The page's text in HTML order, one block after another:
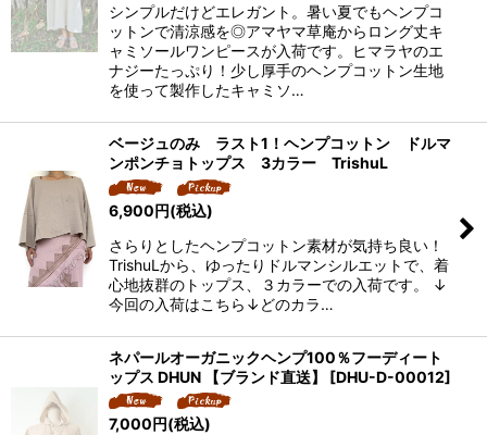
シンプルだけどエレガント。暑い夏でもヘンプコ
ットンで清涼感を◎アマヤマ草庵からロング丈キ
ャミソールワンピースが入荷です。ヒマラヤのエ
ナジーたっぷり！少し厚手のヘンプコットン生地
を使って製作したキャミソ…
ベージュのみ ラスト1！ヘンプコットン ドルマ
ンポンチョトップス 3カラー TrishuL
6,900円(税込)
さらりとしたヘンプコットン素材が気持ち良い！
TrishuLから、ゆったりドルマンシルエットで、着
心地抜群のトップス、３カラーでの入荷です。 ↓
今回の入荷はこちら↓どのカラ…
ネパールオーガニックヘンプ100％フーディート
ップス DHUN 【ブランド直送】
[DHU-D-00012]
7,000円(税込)